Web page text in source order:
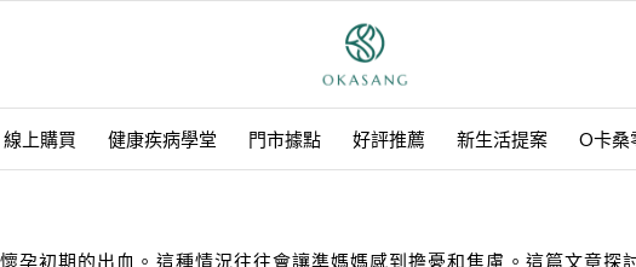
線上購買 健康疾病學堂 門市據點 好評推薦 新生活提案 O卡桑
孕初期的出血。這種情況往往會讓準媽媽感到擔憂和焦慮。這篇文章探